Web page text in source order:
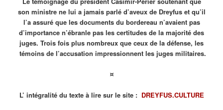
son ministre ne lui a jamais parlé d’aveux de Dreyfus et qu’il
l’a assuré que les documents du bordereau n’avaient pas
d’importance n’ébranle pas les certitudes de la majorité des
juges. Trois fois plus nombreux que ceux de la défense, les
témoins de l’accusation impressionnent les juges militaires.
¤
L’ intégralité du texte à lire sur le site : DREYFUS.CULTURE